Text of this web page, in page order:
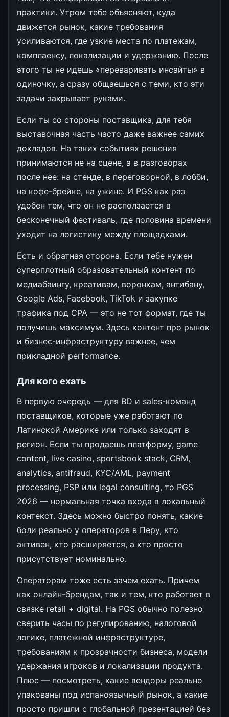
практики. Утром тебе объясняют, куда
движется рынок, какие требования
усиливаются, где узкие места по платежам,
комплаенсу, локализации и удержанию. После
этого ты не идешь «переваривать инсайты» в
одиночку, а сразу общаешься с теми, кто эти
задачи закрывает руками.
Если ты со стороны поставщика, для тебя
выставочная часть часто даже важнее самих
докладов. На таких событиях решения
принимаются не на сцене, а в разговорах
после нее: на стенде, в переговорной, в лобби,
на кофе-брейке, на ужине. И PGS как раз
удобен тем, что он не расползается в
бесконечный фестиваль, где половина времени
уходит на логистику между площадками.
Есть и обратная сторона. Если тебе нужен
суперплотный образовательный контент по
медиабаингу, креативам, воронкам, антибану,
Google Ads, Facebook, TikTok и закупке
трафика под CPA — это не тот формат, где ты
получишь максимум. Здесь контент про рынок
и бизнес-инфраструктуру важнее, чем
прикладной performance.
Для кого ехать
В первую очередь — для BD и sales-команд
поставщиков, которые уже работают по
Латинской Америке или только заходят в
регион. Если ты продаешь платформу, game
content, live casino, sportsbook stack, CRM,
analytics, antifraud, KYC/AML, payment
processing, PSP или legal consulting, то PGS
2026 — нормальная точка входа в локальный
контекст. Здесь можно быстро понять, какие
боли реально у операторов в Перу, кто
активен, кто расширяется, а кто просто
присутствует номинально.
Операторам тоже есть зачем ехать. Причем
как онлайн-брендам, так и тем, кто работает в
связке retail + digital. На PGS обычно полезно
сверить часы по регулированию, налоговой
логике, платежной инфраструктуре,
требованиям к прозрачности бизнеса, модели
удержания игроков и локализации продукта.
Плюс — посмотреть, какие вендоры реально
упакованы под испаноязычный рынок, а какие
просто пришли с глобальной презентацией без